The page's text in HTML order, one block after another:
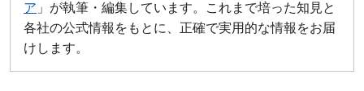
ア 」が執筆・編集しています。これまで培った知見と
各社の公式情報をもとに、正確で実用的な情報をお届
けします。